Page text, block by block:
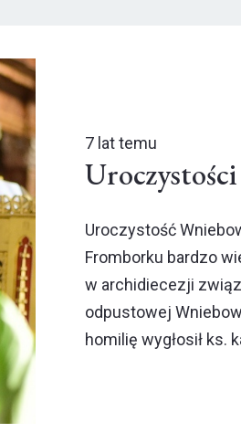
7 lat temu
Uroczystość
Fromborku bardzo
w archidiecezji
odpustowej
homilię wygłosił ks.